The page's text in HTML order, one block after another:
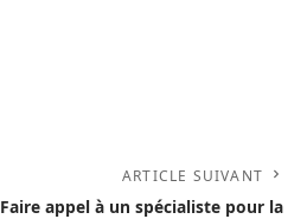
ARTICLE SUIVANT
Faire appel à un spécialiste pour la